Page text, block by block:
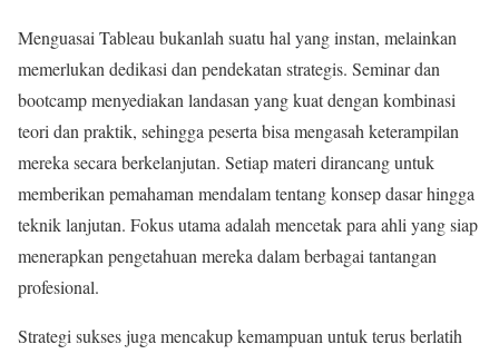
Menguasai Tableau bukanlah suatu hal yang instan, melainkan
memerlukan dedikasi dan pendekatan strategis. Seminar dan
bootcamp menyediakan landasan yang kuat dengan kombinasi
teori dan praktik, sehingga peserta bisa mengasah keterampilan
mereka secara berkelanjutan. Setiap materi dirancang untuk
memberikan pemahaman mendalam tentang konsep dasar hingga
teknik lanjutan. Fokus utama adalah mencetak para ahli yang siap
menerapkan pengetahuan mereka dalam berbagai tantangan
profesional.
Strategi sukses juga mencakup kemampuan untuk terus berlatih